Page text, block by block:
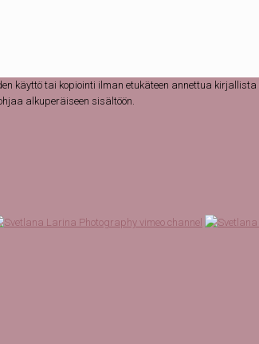
käyttö tai kopiointi ilman etukäteen annettua
alkuperäiseen sisältöön.